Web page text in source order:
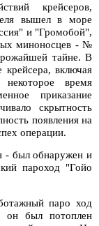
крейсеров,
вышел в море
и "Громобой",
миноносцев - №
тайне. В
включая
время
приказание
скрытность
появления на
операции.
- был обнаружен и
пароход "Гойо
паро ход
он был потоплен